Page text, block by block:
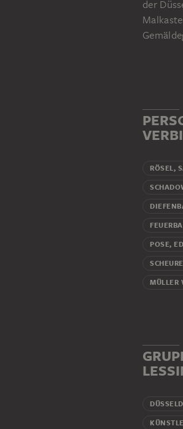
der
RÖSEL,
POSE,
MÜLLER